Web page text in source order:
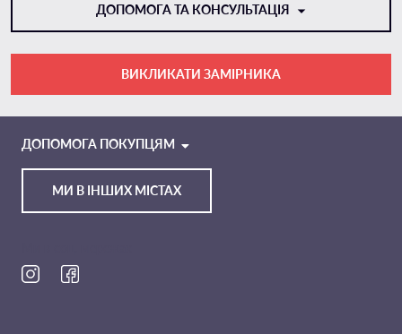
ДОПОМОГА ТА КОНСУЛЬТАЦІЯ
TELEGRAM
ВИКЛИКАТИ ЗАМІРНИКА
МИ В ІНШИХ МІСТАХ
ДОПОМОГА ПОКУПЦЯМ